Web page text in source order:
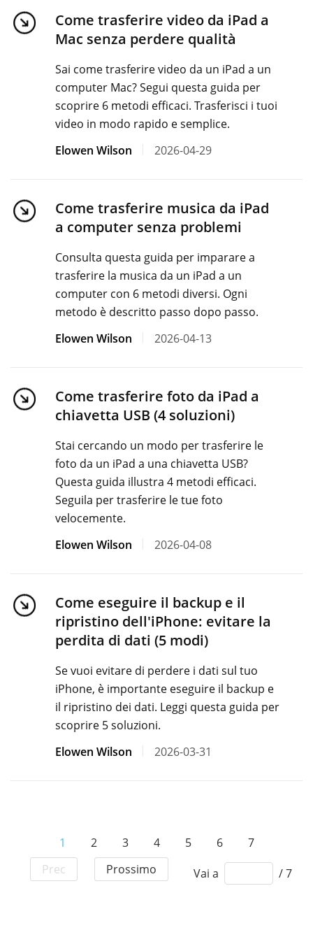
Come trasferire video da iPad a
Mac senza perdere qualità
Sai come trasferire video da un iPad a un
computer Mac? Segui questa guida per
scoprire 6 metodi efficaci. Trasferisci i tuoi
video in modo rapido e semplice.
Elowen Wilson
2026-04-29
Come trasferire musica da iPad
a computer senza problemi
Consulta questa guida per imparare a
trasferire la musica da un iPad a un
computer con 6 metodi diversi. Ogni
metodo è descritto passo dopo passo.
Elowen Wilson
2026-04-13
Come trasferire foto da iPad a
chiavetta USB (4 soluzioni)
Stai cercando un modo per trasferire le
foto da un iPad a una chiavetta USB?
Questa guida illustra 4 metodi efficaci.
Seguila per trasferire le tue foto
velocemente.
Elowen Wilson
2026-04-08
Come eseguire il backup e il
ripristino dell'iPhone: evitare la
perdita di dati (5 modi)
Se vuoi evitare di perdere i dati sul tuo
iPhone, è importante eseguire il backup e
il ripristino dei dati. Leggi questa guida per
scoprire 5 soluzioni.
Elowen Wilson
2026-03-31
Prec
1 2 3 4 5 6
7
Prossimo
Vai a / 7